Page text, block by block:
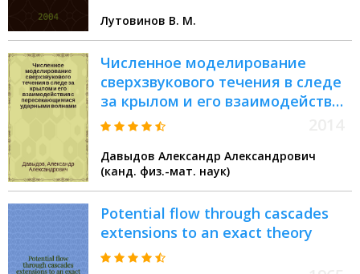
Лутовинов В. М.
Численное моделирование
сверхзвукового течения в следе
за крылом и его взаимодействия
с пересекающимися ударными
Давыдов Александр Александрович
(канд. физ.-мат. наук)
Potential flow through cascades
extensions to an exact theory